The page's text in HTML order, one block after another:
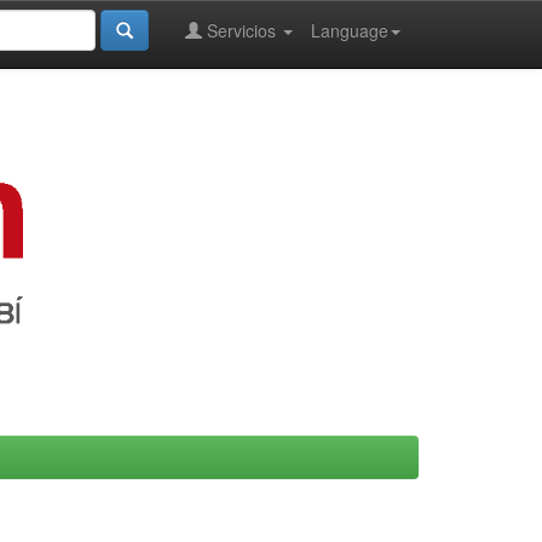
Language
Servicios